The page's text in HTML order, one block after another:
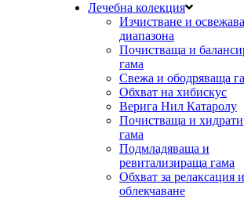
Лечебна колекция
Изчистване и
диапазона
Почистваща и
гама
Свежа и ободряваща
Обхват на хибискус
Верига Нил Катаролу
Почистваща и
гама
Подмладяваща и
ревитализираща гама
Обхват за релаксация и
облекчаване